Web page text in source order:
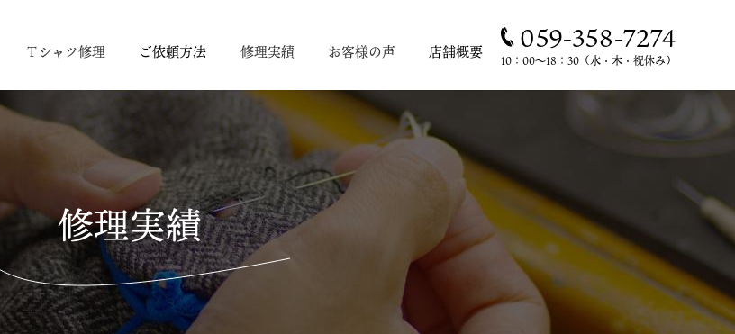
059-358-7274
10：00～18：30（水・木・祝休み）
Ｔシャツ修理 ご依頼方法 修理実績 お客様の声 店舗概要
修理実績